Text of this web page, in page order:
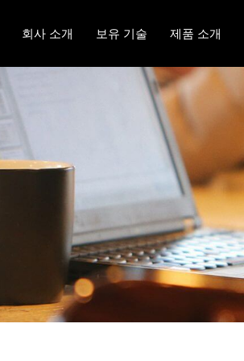
회사 소개 보유 기술 제품 소개